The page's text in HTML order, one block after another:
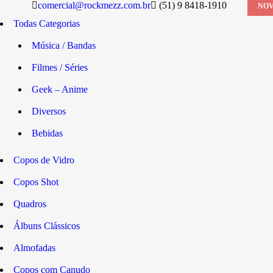
comercial@rockmezz.com.br (51) 9 8418-1910
Todas Categorias
Música / Bandas
Filmes / Séries
Geek – Anime
Diversos
Bebidas
Copos de Vidro
Copos Shot
Quadros
Álbuns Clássicos
Almofadas
Copos com Canudo